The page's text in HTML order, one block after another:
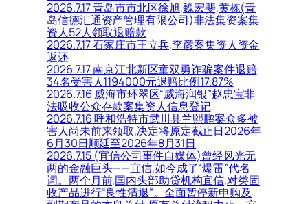
2026.7.17 青岛市市北区徐旭,魏宏斐,黄栋(青
岛信德汇通资产管理有限公司)非法集资案集
资人52人领取退赔款
2026.7.17 石家庄市王立兵,李彦案集资人资金
返还
2026.7.17 南京江北新区童双勇诈骗案件退赔
34名受害人1194000元退赔比例17.87%
2026.7.16 威海市环翠区“威海润银”赵忠宝非
法吸收公众存款案集资人信息登记
2026.7.16 呼和浩特市武川县兰熙鹏案众多被
害人尚未前来领取,决定将原定截止日2026年
6月30日顺延至2026年8月31日
2026.7.15 (宜信公司事件自媒体)曾经风光无
两的金融巨头——宜信,如今成了“爆雷”代名
词。两个月前,国内头部助贷机构宜信,对类固
收产品进行“良性清退”。全面暂停新申购及